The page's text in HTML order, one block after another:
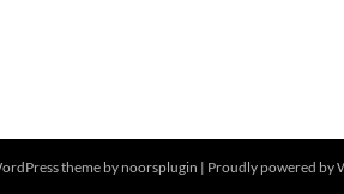
theme by noorsplugin | Proudly powered by